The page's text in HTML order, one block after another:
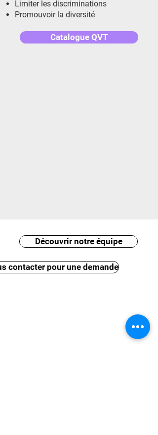
Limiter les discriminations
Promouvoir la diversité
Catalogue QVT
Découvrir notre équipe
contacter pour une demande